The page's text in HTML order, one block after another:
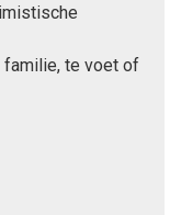
familie, te voet of